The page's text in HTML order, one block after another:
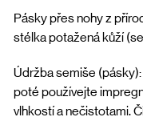
Pásky přes nohy z
stélka potažená kůží
Údržba semiše
poté používejte
vlhkostí a nečistotami.